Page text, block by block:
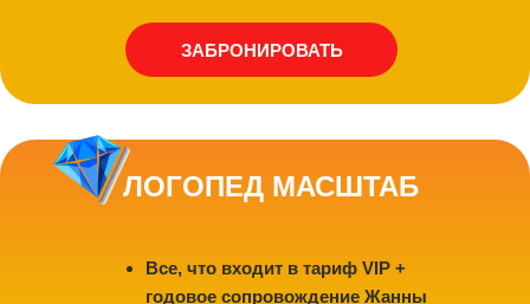
ЗАБРОНИРОВАТЬ
ЛОГОПЕД МАСШТАБ
Все, что входит в тариф VIP +
годовое сопровождение Жанны